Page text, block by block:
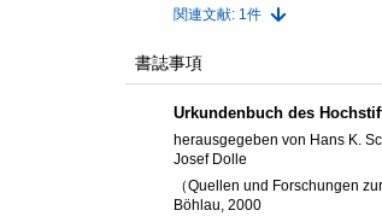
関連文献: 1件
書誌事項
Urkundenbuch des
herausgegeben von Hans K.
Josef Dolle
（Quellen und Forschungen
Böhlau, 2000